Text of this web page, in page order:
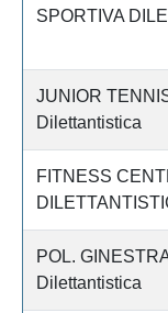
SPORTIVA
JUNIOR
Dilettantistica
FITNESS
POL.
Dilettantistica